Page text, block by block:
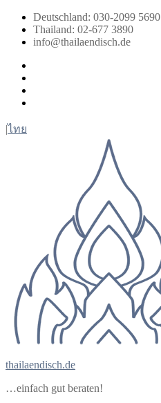
Zum
Inhalt
springen
Deutschland: 030-2099 5690
Thailand: 02-677 3890
info@thailaendisch.de
|ไทย
thailaendisch.de
…einfach gut beraten!